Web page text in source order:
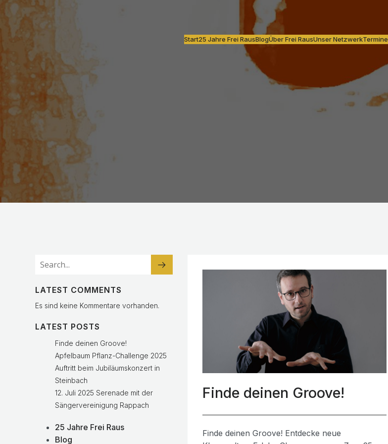
Start25 Jahre Frei RausBlogÜber Frei RausUnser NetzwerkTermine
LATEST COMMENTS
Es sind keine Kommentare vorhanden.
LATEST POSTS
Finde deinen Groove!
Apfelbaum Pflanz-Challenge 2025
Auftritt beim Jubiläumskonzert in
Steinbach
12. Juli 2025 Serenade mit der
Sängervereinigung Rappach
25 Jahre Frei Raus
Blog
Finde deinen Groove!
Finde deinen Groove! Entdecke neue